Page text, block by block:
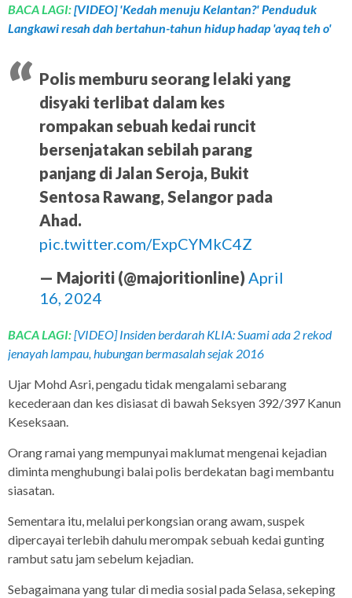
BACA LAGI:[VIDEO] 'Kedah menuju Kelantan?' Penduduk
Langkawi resah dah bertahun-tahun hidup hadap 'ayaq teh o'
Polis memburu seorang lelaki yang
disyaki terlibat dalam kes
rompakan sebuah kedai runcit
bersenjatakan sebilah parang
panjang di Jalan Seroja, Bukit
Sentosa Rawang, Selangor pada
Ahad.
pic.twitter.com/ExpCYMkC4Z
— Majoriti (@majoritionline) April
16, 2024
BACA LAGI:[VIDEO] Insiden berdarah KLIA: Suami ada 2 rekod
jenayah lampau, hubungan bermasalah sejak 2016
Ujar Mohd Asri, pengadu tidak mengalami sebarang
kecederaan dan kes disiasat di bawah Seksyen 392/397 Kanun
Keseksaan.
Orang ramai yang mempunyai maklumat mengenai kejadian
diminta menghubungi balai polis berdekatan bagi membantu
siasatan.
Sementara itu, melalui perkongsian orang awam, suspek
dipercayai terlebih dahulu merompak sebuah kedai gunting
rambut satu jam sebelum kejadian.
Sebagaimana yang tular di media sosial pada Selasa, sekeping